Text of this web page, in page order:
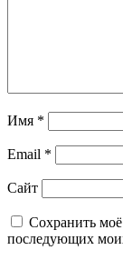
Имя *
Email *
Сайт
Сохранить моё
последующих